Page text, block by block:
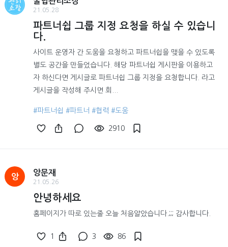
21.05.28
파트너쉽 그룹 지정 요청을 하실 수 있습니
다.
사이트 운영자 간 도움을 요청하고 파트너쉽을 맺을 수 있도록
별도 공간을 만들었습니다. 해당 파트너쉽 게시판을 이용하고
자 하신다면 게시글로 파트너쉽 그룹 지정을 요청합니다. 라고
게시글을 작성해 주시면 회...
#파트너쉽 #파트너 #협력 #도움
2910
앙
앙문재
21.05.26
안녕하세요
홈페이지가 따로 있는줄 오늘 처음알았습니다.;;; 감사합니다.
1 3 86